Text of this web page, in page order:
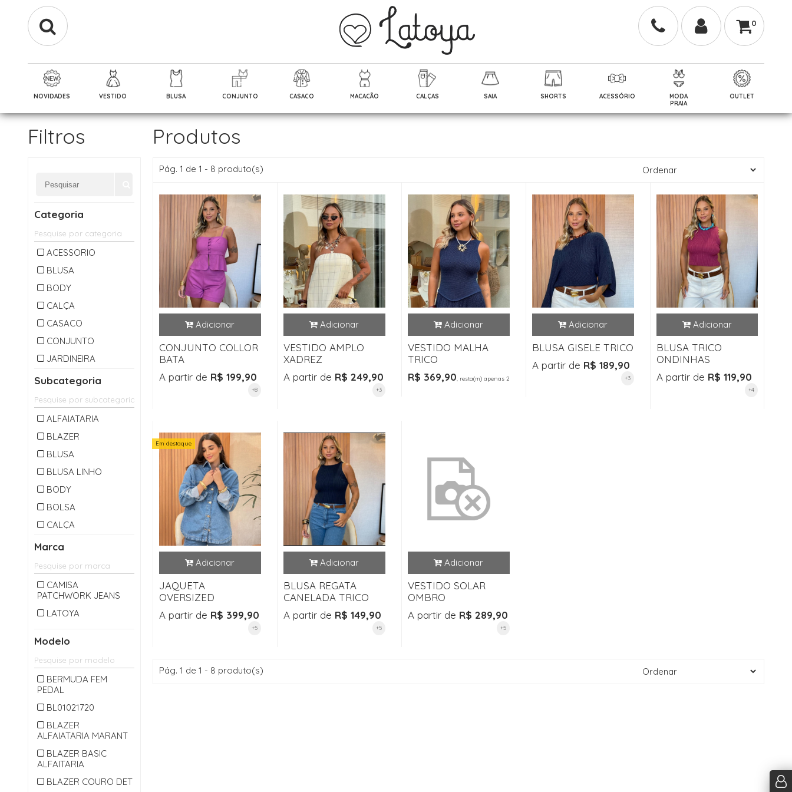
0
NOVIDADES VESTIDO BLUSA CONJUNTO CASACO MACACÃO CALÇAS SAIA SHORTS ACESSÓRIO
MODA
PRAIA
OUTLET
Filtros
Categoria
ACESSORIO
BLUSA
BODY
CALÇA
CASACO
CONJUNTO
JARDINEIRA
MACACAO
PARKA
Subcategoria
ALFAIATARIA
BLAZER
BLUSA
BLUSA LINHO
BODY
BOLSA
CALÇA
CALÇA LONGA
CARDIGAM
CASACO
CASAQUETO
CINTO
COLETE
CONJUNTO
CROPPED
JAQUETA
JARDINEIRA
JEANS
Marca
CAMISA
PATCHWORK JEANS
LATOYA
Modelo
BERMUDA FEM
PEDAL
BL01021720
BLAZER
ALFAIATARIA MARANT
BLAZER BASIC
ALFAITARIA
BLAZER COURO DET
Produtos
Pág. 1 de 1 - 8 produto(s)
CONJUNTO COLLOR
BATA
A partir de R$ 199,90
+8
VESTIDO AMPLO
XADREZ
A partir de R$ 249,90
+3
VESTIDO MALHA
TRICO
R$ 369,90, resta(m) apenas 2
BLUSA GISELE TRICO
A partir de R$ 189,90
+3
BLUSA TRICO
ONDINHAS
A partir de R$ 119,90
+4
Em destaque
JAQUETA
OVERSIZED
A partir de R$ 399,90
+5
BLUSA REGATA
CANELADA TRICO
A partir de R$ 149,90
+5
VESTIDO SOLAR
OMBRO
A partir de R$ 289,90
+5
Pág. 1 de 1 - 8 produto(s)